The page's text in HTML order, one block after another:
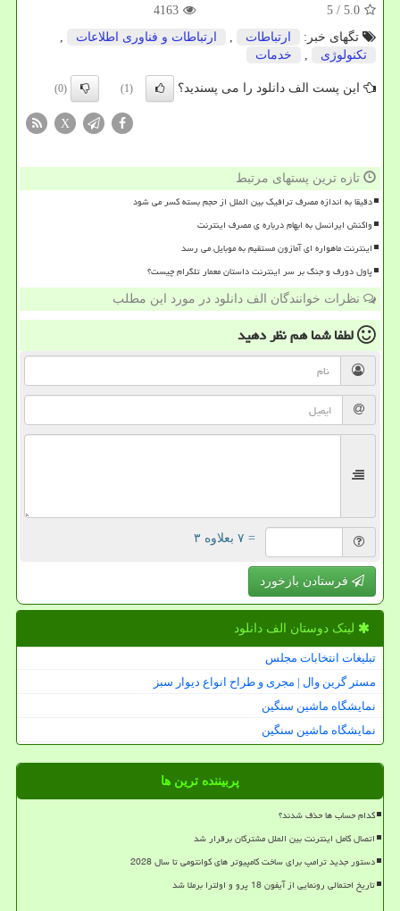
5.0
/ 5
4163
تگهای خبر:
ارتباطات , ارتباطات و فناوری اطلاعات
,
تكنولوژی
, خدمات
این پست الف دانلود را می پسندید؟ (1)
(0)
X
تازه ترین پستهای مرتبط
دقیقا به اندازه مصرف ترافیک بین الملل از حجم بسته کسر می شود
واکنش ایرانسل به ابهام درباره ی مصرف اینترنت
اینترنت ماهواره ای آمازون مستقیم به موبایل می رسد
پاول دورف و جنگ بر سر اینترنت داستان معمار تلگرام چیست؟
نظرات خوانندگان الف دانلود در مورد این مطلب
لطفا شما همنظر دهید
= ۷ بعلاوه ۳
فرستادن بازخورد
لینک دوستان الف دانلود
تبلیغات انتخابات مجلس
مستر گرین وال | مجری و طراح انواع دیوار سبز
نمایشگاه ماشین سنگین
نمایشگاه ماشین سنگین
پربیننده ترین ها
کدام حساب ها حذف شدند؟
اتصال کامل اینترنت بین الملل مشترکان برقرار شد
دستور جدید ترامپ برای ساخت کامپیوتر های کوانتومی تا سال 2028
تاریخ احتمالی رونمایی از آیفون 18 پرو و اولترا برملا شد